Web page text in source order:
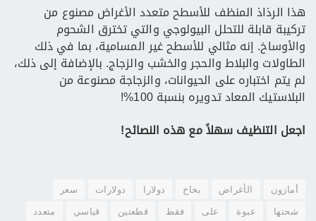
هذا الرذاذ المنظف للأسطح متعدد الأغراض مصنوع من
تركيبة قابلة للتحلل البيولوجي والتي تخترق الشحوم
والأوساخ. إنه مثالي للأسطح غير المسامية، بما في ذلك
الطاولات والبلاط والحجر والخشب والزجاج. بالإضافة إلى ذلك،
لم يتم اختباره على الحيوانات، والزجاجة مصنوعة من
البلاستيك المعاد تدويره بنسبة 100%!
اجعل التنظيف سهلاً مع هذه النصائح!
أمازون الأغراض بخاخ دولارا دولارات
سعر
شحنها
عبوة على فقط قطعتين قياسي
متعدد